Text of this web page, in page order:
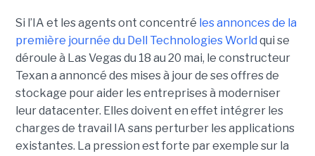
Si l’IA et les agents ont concentré les annonces de la
première journée du Dell Technologies World qui se
déroule à Las Vegas du 18 au 20 mai, le constructeur
Texan a annoncé des mises à jour de ses offres de
stockage pour aider les entreprises à moderniser
leur datacenter. Elles doivent en effet intégrer les
charges de travail IA sans perturber les applications
existantes. La pression est forte par exemple sur la